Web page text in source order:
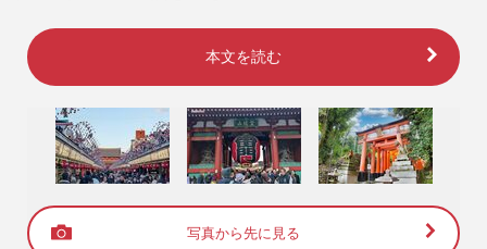
本文を読む
写真から先に見る